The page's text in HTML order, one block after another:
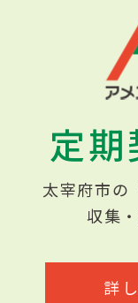
定期
太宰府市の
収集
詳